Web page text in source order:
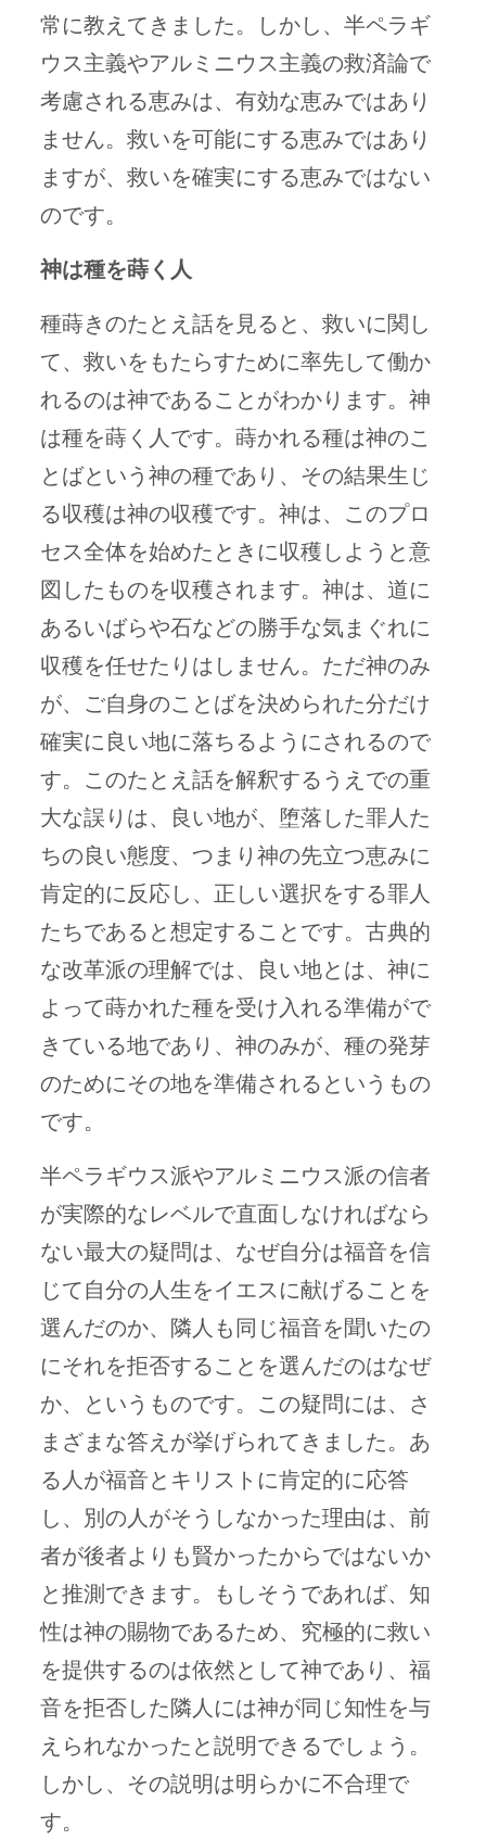
常に教えてきました。しかし、半ペラギ
ウス主義やアルミニウス主義の救済論で
考慮される恵みは、有効な恵みではあり
ません。救いを可能にする恵みではあり
ますが、救いを確実にする恵みではない
のです。
神は種を蒔く人
種蒔きのたとえ話を見ると、救いに関し
て、救いをもたらすために率先して働か
れるのは神であることがわかります。神
は種を蒔く人です。蒔かれる種は神のこ
とばという神の種であり、その結果生じ
る収穫は神の収穫です。神は、このプロ
セス全体を始めたときに収穫しようと意
図したものを収穫されます。神は、道に
あるいばらや石などの勝手な気まぐれに
収穫を任せたりはしません。ただ神のみ
が、ご自身のことばを決められた分だけ
確実に良い地に落ちるようにされるので
す。このたとえ話を解釈するうえでの重
大な誤りは、良い地が、堕落した罪人た
ちの良い態度、つまり神の先立つ恵みに
肯定的に反応し、正しい選択をする罪人
たちであると想定することです。古典的
な改革派の理解では、良い地とは、神に
よって蒔かれた種を受け入れる準備がで
きている地であり、神のみが、種の発芽
のためにその地を準備されるというもの
です。
半ペラギウス派やアルミニウス派の信者
が実際的なレベルで直面しなければなら
ない最大の疑問は、なぜ自分は福音を信
じて自分の人生をイエスに献げることを
選んだのか、隣人も同じ福音を聞いたの
にそれを拒否することを選んだのはなぜ
か、というものです。この疑問には、さ
まざまな答えが挙げられてきました。あ
る人が福音とキリストに肯定的に応答
し、別の人がそうしなかった理由は、前
者が後者よりも賢かったからではないか
と推測できます。もしそうであれば、知
性は神の賜物であるため、究極的に救い
を提供するのは依然として神であり、福
音を拒否した隣人には神が同じ知性を与
えられなかったと説明できるでしょう。
しかし、その説明は明らかに不合理で
す。